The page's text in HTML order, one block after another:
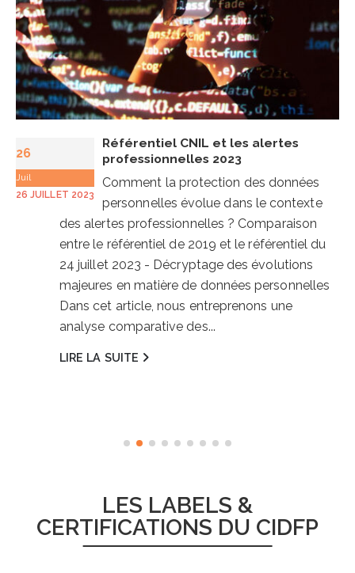
26
Juil
26 JUILLET 2023
Référentiel CNIL et les alertes
professionnelles 2023
Comment la protection des données
personnelles évolue dans le contexte
des alertes professionnelles ? Comparaison
entre le référentiel de 2019 et le référentiel du
24 juillet 2023 - Décryptage des évolutions
majeures en matière de données personnelles
Dans cet article, nous entreprenons une
analyse comparative des...
LIRE LA SUITE
LES LABELS &
CERTIFICATIONS DU CIDFP